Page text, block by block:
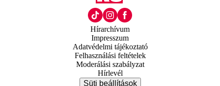
Hírarchívum
Impresszum
Adatvédelmi tájékoztató
Felhasználási feltételek
Moderálási szabályzat
Hírlevél
Süti beállítások